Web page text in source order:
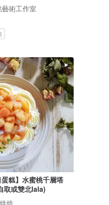
術工作室
蛋糕】水蜜桃千層塔
取或雙北lala)